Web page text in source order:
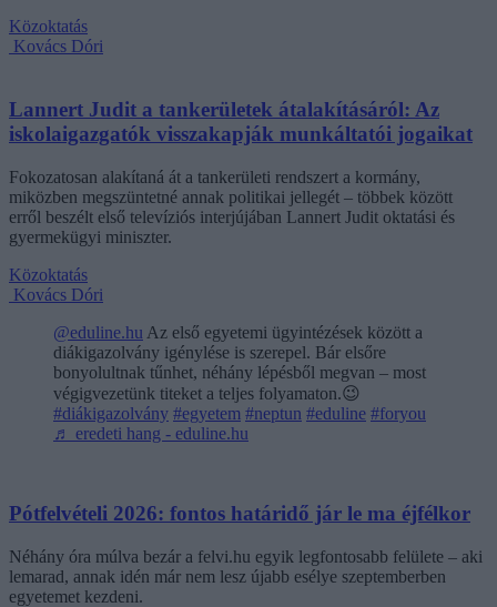
Közoktatás
Kovács Dóri
Lannert Judit a tankerületek átalakításáról: Az
iskolaigazgatók visszakapják munkáltatói jogaikat
Fokozatosan alakítaná át a tankerületi rendszert a kormány,
miközben megszüntetné annak politikai jellegét – többek között
erről beszélt első televíziós interjújában Lannert Judit oktatási és
gyermekügyi miniszter.
Közoktatás
Kovács Dóri
@eduline.hu Az első egyetemi ügyintézések között a
diákigazolvány igénylése is szerepel. Bár elsőre
bonyolultnak tűnhet, néhány lépésből megvan – most
végigvezetünk titeket a teljes folyamaton.😉
#diákigazolvány #egyetem #neptun #eduline #foryou
♬ eredeti hang - eduline.hu
Pótfelvételi 2026: fontos határidő jár le ma éjfélkor
Néhány óra múlva bezár a felvi.hu egyik legfontosabb felülete – aki
lemarad, annak idén már nem lesz újabb esélye szeptemberben
egyetemet kezdeni.